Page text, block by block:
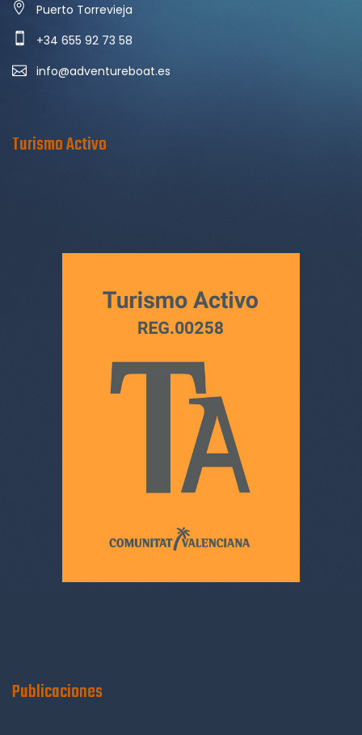
Puerto Torrevieja
+34 655 92 73 58
info@adventureboat.es
Turismo Activo
Publicaciones